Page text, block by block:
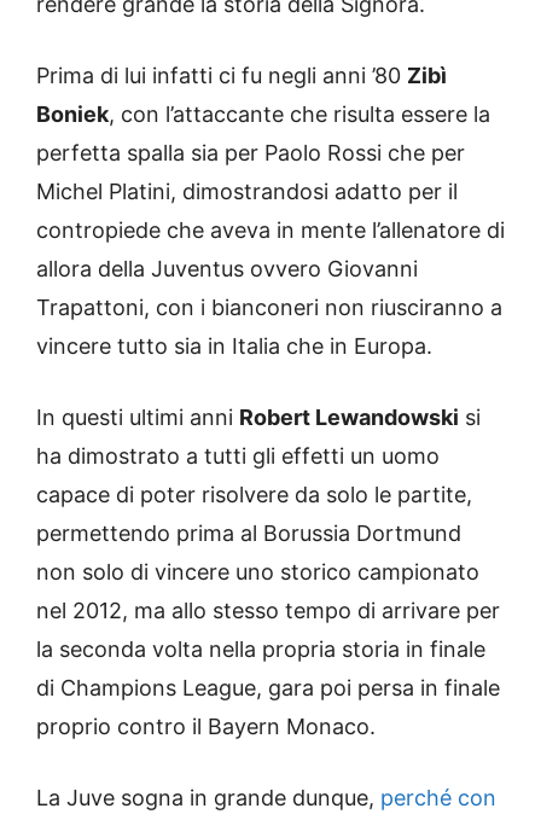
Prima di lui infatti ci fu negli anni ’80 Zibì
Boniek, con l’attaccante che risulta essere la
perfetta spalla sia per Paolo Rossi che per
Michel Platini, dimostrandosi adatto per il
contropiede che aveva in mente l’allenatore di
allora della Juventus ovvero Giovanni
Trapattoni, con i bianconeri non riusciranno a
vincere tutto sia in Italia che in Europa.
In questi ultimi anni Robert Lewandowski si
ha dimostrato a tutti gli effetti un uomo
capace di poter risolvere da solo le partite,
permettendo prima al Borussia Dortmund
non solo di vincere uno storico campionato
nel 2012, ma allo stesso tempo di arrivare per
la seconda volta nella propria storia in finale
di Champions League, gara poi persa in finale
proprio contro il Bayern Monaco.
La Juve sogna in grande dunque, perché con